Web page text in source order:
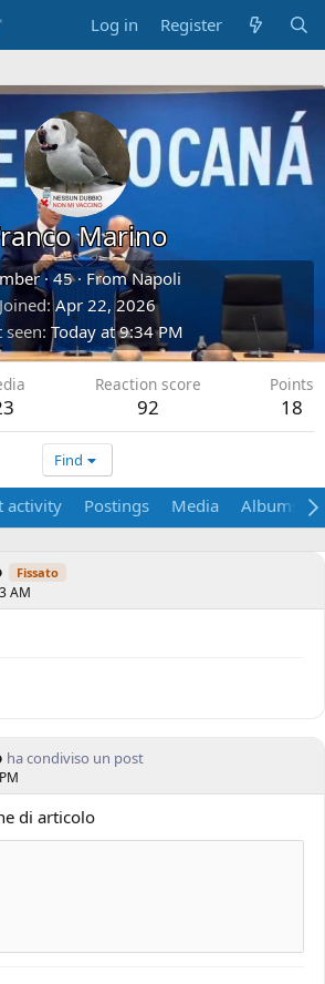
Log in Register
Marino
·45· FromNapoli
Joined Apr 22, 2026
seen Today at 9:34 PM
Reaction score
92
Points
18
Find
activity Postings Media Albums
Fissato
AM
ha condiviso un post
di articolo